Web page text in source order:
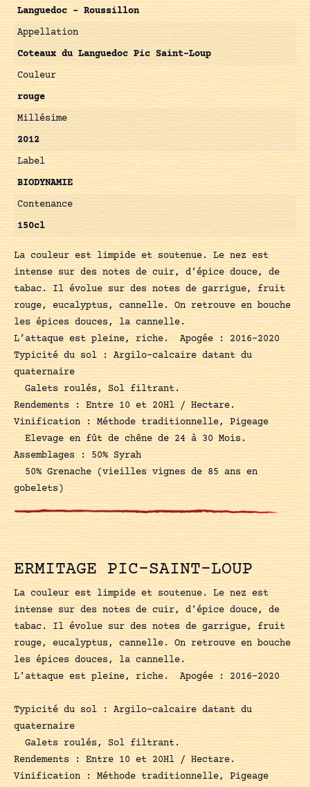
Languedoc – Roussillon
Appellation
Coteaux du Languedoc Pic Saint-Loup
Couleur
rouge
Millésime
2012
Label
BIODYNAMIE
Contenance
150cl
La couleur est limpide et soutenue. Le nez est
intense sur des notes de cuir, d’épice douce, de
tabac. Il évolue sur des notes de garrigue, fruit
rouge, eucalyptus, cannelle. On retrouve en bouche
les épices douces, la cannelle.
L’attaque est pleine, riche. Apogée : 2016-2020
Typicité du sol : Argilo-calcaire datant du
quaternaire
Galets roulés, Sol filtrant.
Rendements : Entre 10 et 20Hl / Hectare.
Vinification : Méthode traditionnelle, Pigeage
Elevage en fût de chêne de 24 à 30 Mois.
Assemblages : 50% Syrah
50% Grenache (vieilles vignes de 85 ans en
gobelets)
ERMITAGE PIC-SAINT-LOUP
La couleur est limpide et soutenue. Le nez est
intense sur des notes de cuir, d'épice douce, de
tabac. Il évolue sur des notes de garrigue, fruit
rouge, eucalyptus, cannelle. On retrouve en bouche
les épices douces, la cannelle.
L'attaque est pleine, riche. Apogée : 2016-2020
Typicité du sol : Argilo-calcaire datant du
quaternaire
Galets roulés, Sol filtrant.
Rendements : Entre 10 et 20Hl / Hectare.
Vinification : Méthode traditionnelle, Pigeage